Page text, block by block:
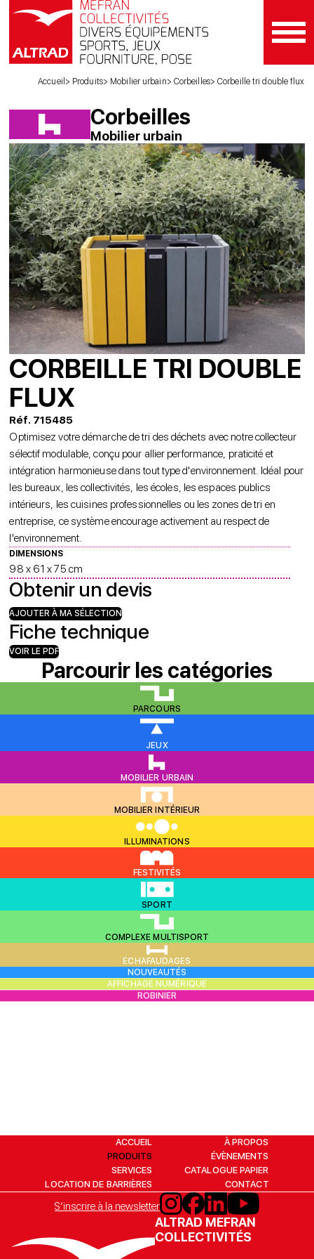
Accueil Produits Mobilier urbain Corbeilles Corbeille tri double flux
Corbeilles
Mobilier urbain
CORBEILLE TRI DOUBLE
FLUX
Réf. 715485
Optimisez votre démarche de tri des déchets avec notre collecteur
sélectif modulable, conçu pour allier performance, praticité et
intégration harmonieuse dans tout type d'environnement. Idéal pour
les bureaux, les collectivités, les écoles, les espaces publics
intérieurs, les cuisines professionnelles ou les zones de tri en
entreprise, ce système encourage activement au respect de
l'environnement.
DIMENSIONS
98 x 61 x 75 cm
Obtenir un devis
AJOUTER À MA SÉLECTION
Fiche technique
VOIR LE PDF
Parcourir les catégories
PARCOURS
JEUX
MOBILIER URBAIN
MOBILIER INTÉRIEUR
ILLUMINATIONS
FESTIVITÉS
SPORT
COMPLEXE MULTISPORT
ECHAFAUDAGES
NOUVEAUTÉS
AFFICHAGE NUMÉRIQUE
ROBINIER
ACCUEIL
PRODUITS
SERVICES
LOCATION DE BARRIÈRES
À PROPOS
ÉVÈNEMENTS
CATALOGUE PAPIER
CONTACT
S’inscrire à la newsletter
ALTRAD MEFRAN
COLLECTIVITÉS